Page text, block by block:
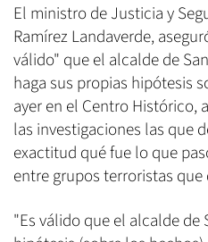
El ministro de Justicia y
Ramírez Landaverde,
válido" que el alcalde de
haga sus propias hipótesis
ayer en el Centro Histórico,
las investigaciones las que
exactitud qué fue lo que
entre grupos terroristas
"Es válido que el alcalde de